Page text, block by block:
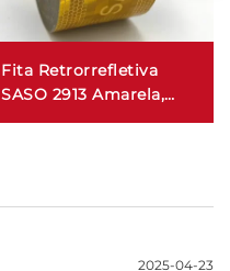
Fita Retrorrefletiva
SASO 2913 Amarela,
Adesivo Retrorrefletivo
2025-04-23